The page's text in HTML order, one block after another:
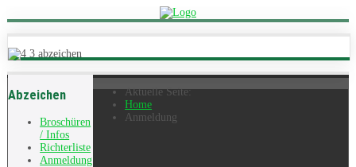
Abzeichen
Broschüren
/ Infos
Richterliste
Anmeldung
Aktuelle Seite:
Home
Anmeldung